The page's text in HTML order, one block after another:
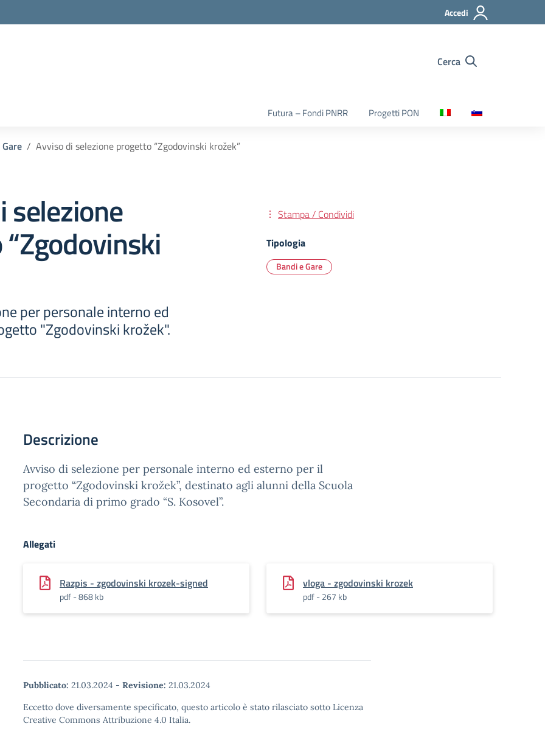
Accedi
Cerca
Futura – Fondi PNRR Progetti PON
Avviso di selezione progetto “Zgodovinski krožek”
selezione
per personale interno ed
"Zgodovinski krožek".
Stampa / Condividi
Tipologia
Bandi e Gare
Descrizione
Avviso di selezione per personale interno ed esterno per il
progetto “Zgodovinski krožek”, destinato agli alunni della Scuola
Secondaria di primo grado “S. Kosovel”.
Allegati
Razpis - zgodovinski krozek-signed
pdf - 868 kb
vloga - zgodovinski krozek
pdf - 267 kb
Pubblicato: 21.03.2024 - Revisione: 21.03.2024
Eccetto dove diversamente specificato, questo articolo è stato rilasciato sotto Licenza
Creative Commons Attribuzione 4.0 Italia.